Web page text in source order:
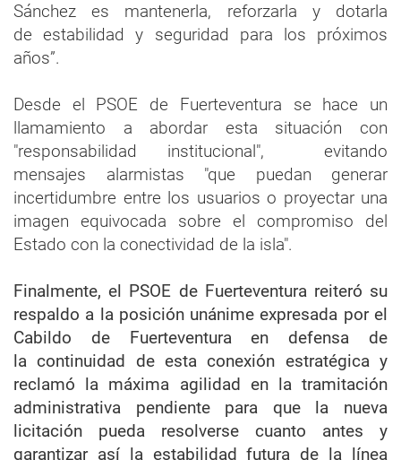
Sánchez es mantenerla, reforzarla y dotarla
de estabilidad y seguridad para los próximos
años”.
Desde el PSOE de Fuerteventura se hace un
llamamiento a abordar esta situación con
"responsabilidad institucional", evitando
mensajes alarmistas "que puedan generar
incertidumbre entre los usuarios o proyectar una
imagen equivocada sobre el compromiso del
Estado con la conectividad de la isla".
Finalmente, el PSOE de Fuerteventura reiteró su
respaldo a la posición unánime expresada por el
Cabildo de Fuerteventura en defensa de
la continuidad de esta conexión estratégica y
reclamó la máxima agilidad en la tramitación
administrativa pendiente para que la nueva
licitación pueda resolverse cuanto antes y
garantizar así la estabilidad futura de la línea